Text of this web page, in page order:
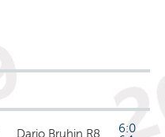
Dario Bruhin R8
6:0